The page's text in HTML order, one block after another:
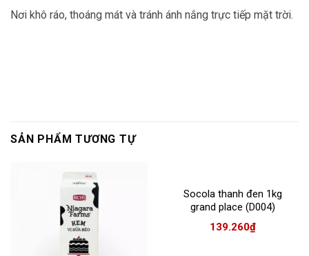
Nơi khô ráo, thoáng mát và tránh ánh nắng trực tiếp mặt trời.
SẢN PHẨM TƯƠNG TỰ
Socola thanh đen 1kg
grand place (D004)
139.260₫